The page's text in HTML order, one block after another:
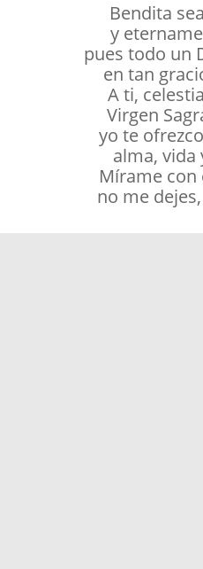
Bendita
y
pues todo un
en tan
A ti,
Virgen
yo te
alma, vida
Mírame con
no me